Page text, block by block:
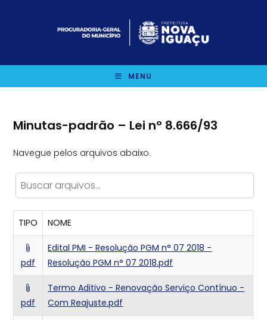
MENU
Minutas-padrão – Lei nº 8.666/93
Navegue pelos arquivos abaixo.
TIPO NOME
pdf
Edital PMI - Resolução PGM n° 07 2018 -
Resolução PGM n° 07 2018.pdf
pdf
Termo Aditivo - Renovação Serviço Contínuo -
Com Reajuste.pdf